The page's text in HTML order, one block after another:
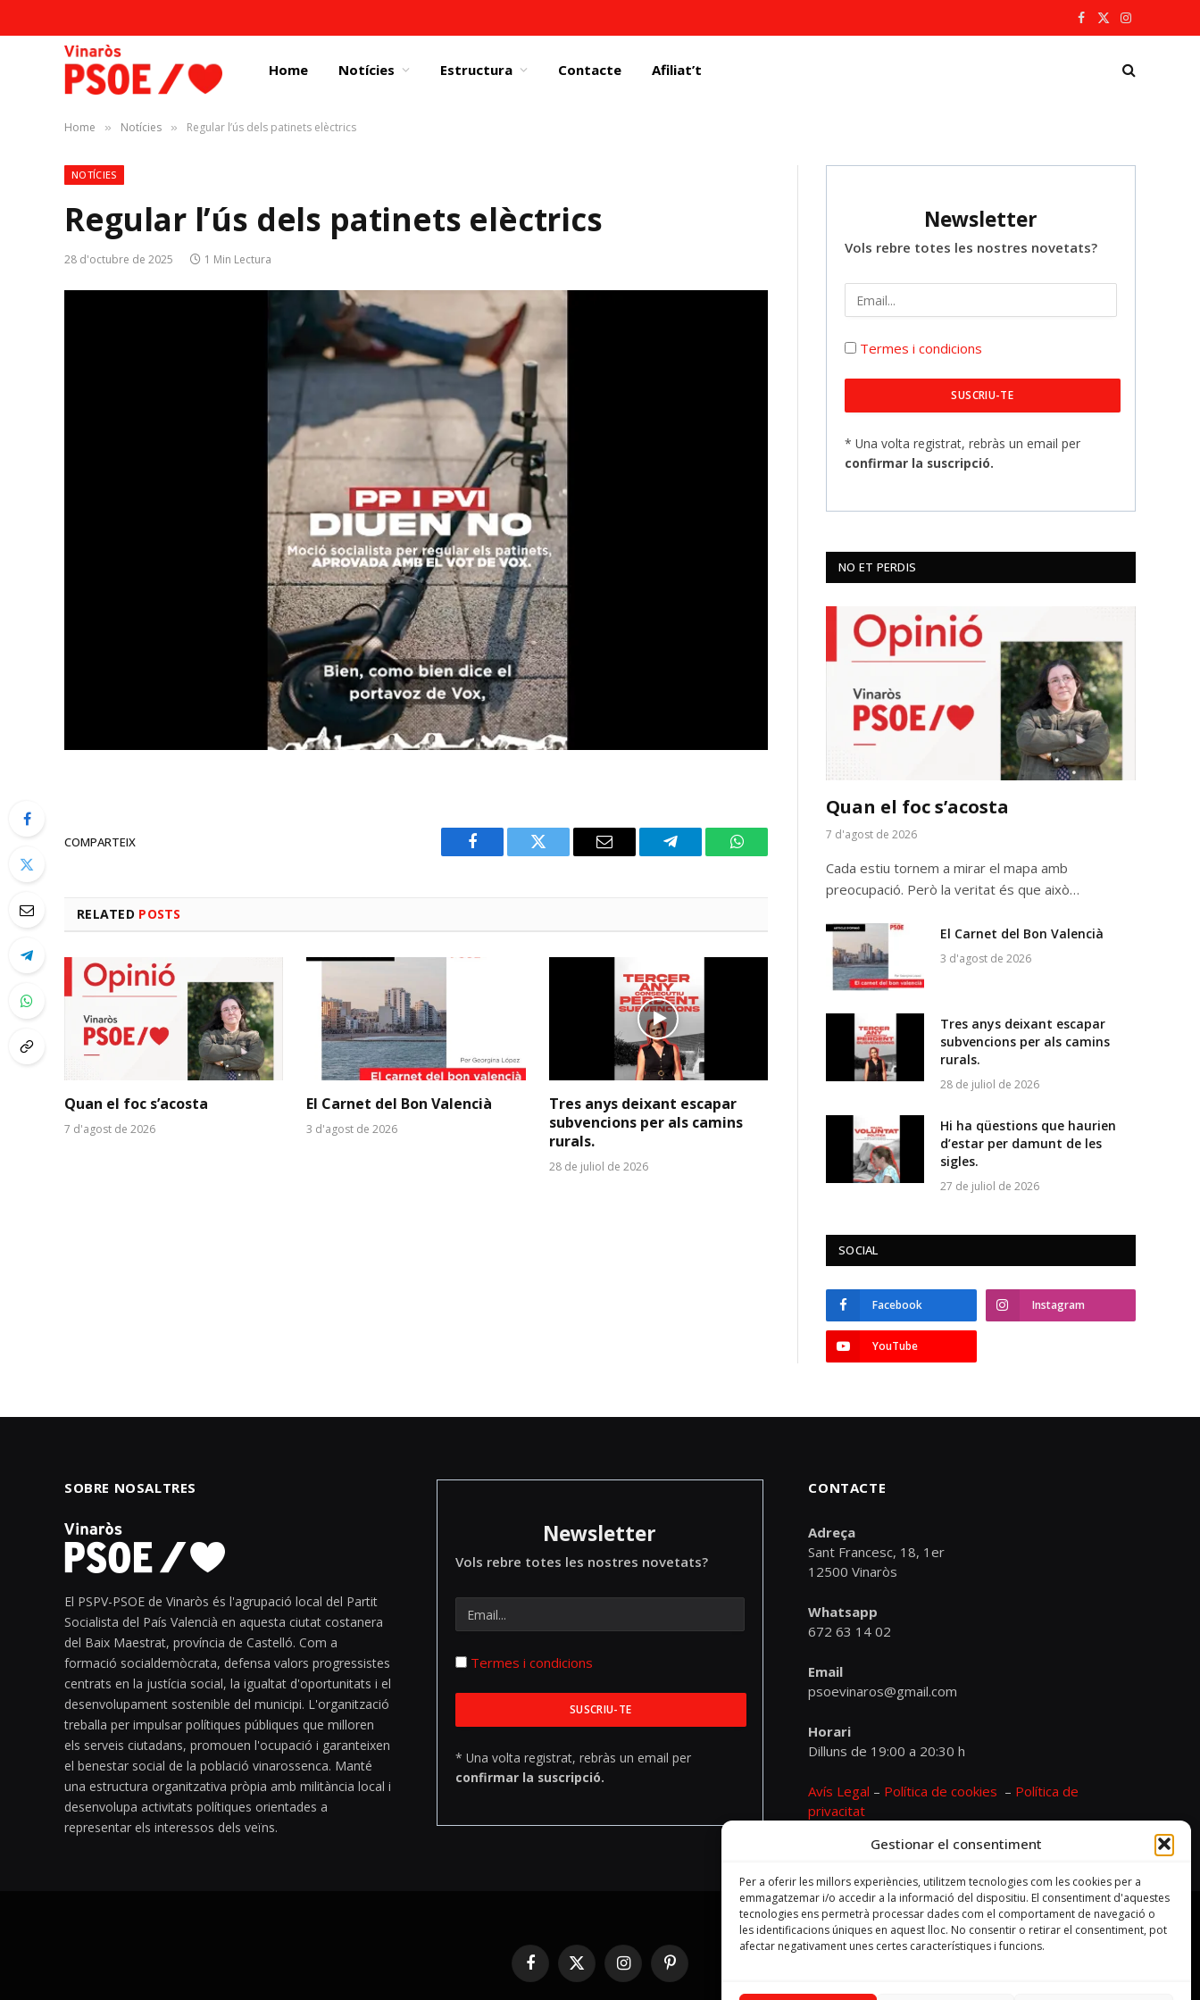
Gestionar el consentiment
Per a oferir les millors experiències, utilitzem tecnologies com les cookies per a
emmagatzemar i/o accedir a la informació del dispositiu. El consentiment d'aquestes
tecnologies ens permetrà processar dades com el comportament de navegació o
les identificacions úniques en aquest lloc. No consentir o retirar el consentiment, pot
afectar negativament unes certes característiques i funcions.
Facebook
X
Instagram
Home Notícies Estructura Contacte Afiliat’t
Home » Notícies » Regular l’ús dels patinets elèctrics
NOTÍCIES
Regular l’ús dels patinets elèctrics
28 d'octubre de 2025 1 Min Lectura
COMPARTEIX
Facebook Twitter Email Telegram WhatsApp
RELATED POSTS
Quan el foc s’acosta
7 d'agost de 2026
El Carnet del Bon Valencià
3 d'agost de 2026
Tres anys deixant escapar
subvencions per als camins
rurals.
28 de juliol de 2026
Newsletter
Vols rebre totes les nostres novetats?
Termes i condicions
* Una volta registrat, rebràs un email per
confirmar la suscripció.
NO ET PERDIS
Quan el foc s’acosta
7 d'agost de 2026
Cada estiu tornem a mirar el mapa amb
preocupació. Però la veritat és que això…
El Carnet del Bon Valencià
3 d'agost de 2026
Tres anys deixant escapar
subvencions per als camins
rurals.
28 de juliol de 2026
Hi ha qüestions que haurien
d’estar per damunt de les
sigles.
27 de juliol de 2026
SOCIAL
Facebook Instagram
YouTube
SOBRE NOSALTRES
El PSPV-PSOE de Vinaròs és l'agrupació local del Partit
Socialista del País Valencià en aquesta ciutat costanera
del Baix Maestrat, província de Castelló. Com a
formació socialdemòcrata, defensa valors progressistes
centrats en la justícia social, la igualtat d'oportunitats i el
desenvolupament sostenible del municipi. L'organització
treballa per impulsar polítiques públiques que milloren
els serveis ciutadans, promouen l'ocupació i garanteixen
el benestar social de la població vinarossenca. Manté
una estructura organitzativa pròpia amb militància local i
desenvolupa activitats polítiques orientades a
representar els interessos dels veïns.
Newsletter
Vols rebre totes les nostres novetats?
Termes i condicions
* Una volta registrat, rebràs un email per
confirmar la suscripció.
CONTACTE
Adreça
Sant Francesc, 18, 1er
12500 Vinaròs
Whatsapp
672 63 14 02
Email
psoevinaros@gmail.com
Horari
Dilluns de 19:00 a 20:30 h
Avís Legal – Política de cookies – Política de
privacitat
Facebook
X
(Twitter)
InstagramPinterest